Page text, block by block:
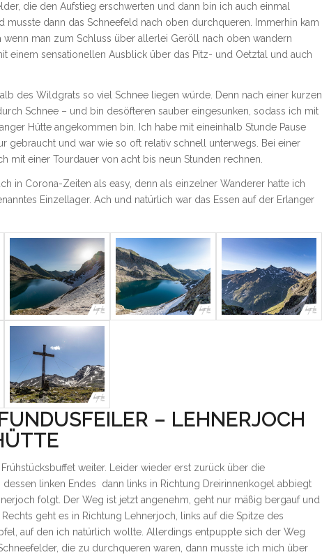
die den Aufstieg erschwerten und dann bin ich auch einmal
dann das Schneefeld nach oben durchqueren. Immerhin kam
wenn man zum Schluss über allerlei Geröll nach oben wandern
einem sensationellen Ausblick über das Pitz- und Oetztal und auch
des Wildgrats so viel Schnee liegen würde. Denn nach einer kurzen
Schnee – und bin desöfteren sauber eingesunken, sodass ich mit
Hütte angekommen bin. Ich habe mit eineinhalb Stunde Pause
gebraucht und war wie so oft relativ schnell unterwegs. Bei einer
mit einer Tourdauer von acht bis neun Stunden rechnen.
in Corona-Zeiten als easy, denn als einzelner Wanderer hatte ich
Einzellager. Ach und natürlich war das Essen auf der Erlanger
– LEHNERJOCH
weiter. Leider wieder erst zurück über die
linken Endes dann links in Richtung Dreirinnenkogel abbiegt
folgt. Der Weg ist jetzt angenehm, geht nur mäßig bergauf und
geht es in Richtung Lehnerjoch, links auf die Spitze des
auf den ich natürlich wollte. Allerdings entpuppte sich der Weg
die zu durchqueren waren, dann musste ich mich über